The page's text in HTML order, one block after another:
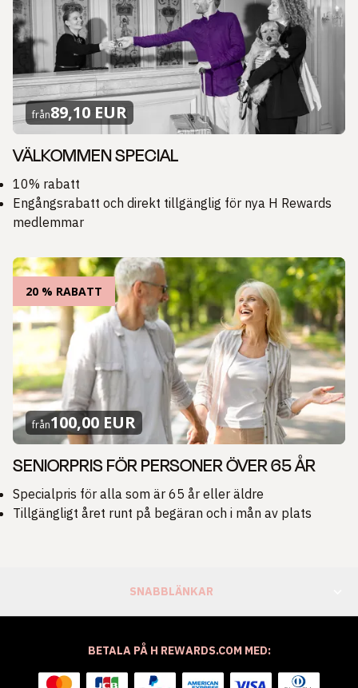
från89,10 EUR
VÄLKOMMEN SPECIAL
10% rabatt
Engångsrabatt och direkt tillgänglig för nya H Rewards
medlemmar
20 % RABATT
från100,00 EUR
SENIORPRIS FÖR PERSONER ÖVER 65 ÅR
Specialpris för alla som är 65 år eller äldre
Tillgängligt året runt på begäran och i mån av plats
SNABBLÄNKAR
BETALA PÅ H REWARDS.COM MED: